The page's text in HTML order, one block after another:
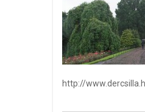
http://